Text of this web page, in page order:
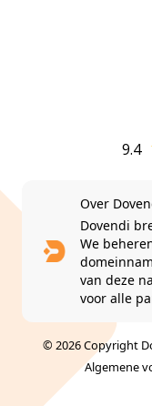
9.4
Over
Dovendi
We
van deze
voor alle
© 2026 Copyright
Algemene